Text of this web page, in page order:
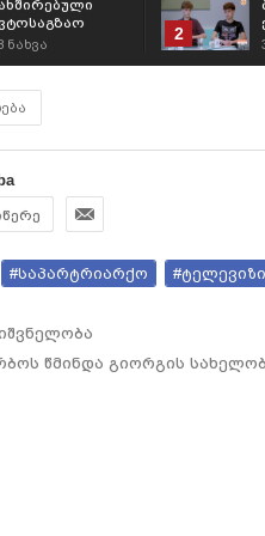
და
ნახვა
2
#საპარტრიარქო
წმინდა გიორგის